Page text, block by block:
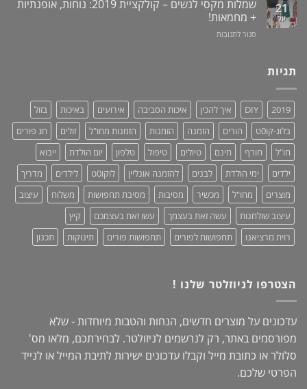
תערובת
צמחים
גאוני
ומציל
חיים!
מעמד
לאוזניות
–
21
יול
שמלות מקסי לנשים – קולקציית 2019: נוחות, אופנתיות
+ מחמאות!
סגור לתגובות
2019:
נוחות,
אופנתיות
+
מחמאות!
תגיות
2019
DIY איך להכין איכות הסביבה אירועים באיכות
בזול
בלוג-קו0ט
הורים הזמנה הזמנות הזמנות מחו"ל זולים
חג פורים
חו"ל
חורף חינם טיולים טיפול טלפון יום הולדת
ייבוא
ילדים
ימי הולדת לבנים להזמנה אונליין לוקו0ט לילדים
מדריך
מוצרים
מחו"ל מכשיר מסיבות מסיבת תחפושות משלוח
עיצוב
עיצוב שולחנות
עשה זאת בעצמך עשו זאת בעצמכם
קיץ
רוית מרציאנו
תחפושות לפורים תחפושות פורים תינוקות תכנון
הצטרפו לניוזלטר שלנו !
עדכונים על מוצרים חדשים, הנחות והטבות מיוחדות - שלא
מפורסמים באתר, רק לנרשמים לניזולטר. לבחירתכם, מלאו מס'
סלולר או כתובת מייל וקבלו עדכונים ישירות לתיבת המייל או לנייד
הפרטי שלכם.